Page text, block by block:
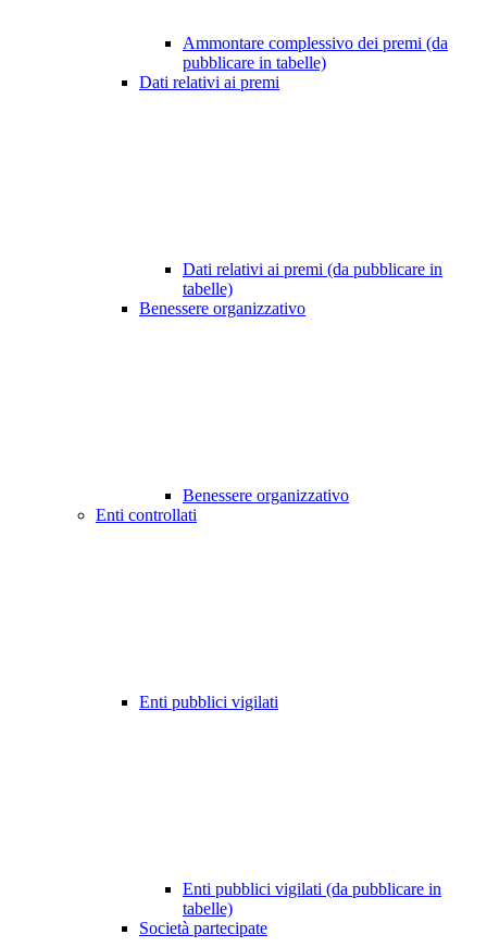
Ammontare complessivo dei premi (da
pubblicare in tabelle)
Dati relativi ai premi
Dati relativi ai premi (da pubblicare in
tabelle)
Benessere organizzativo
Benessere organizzativo
Enti controllati
Enti pubblici vigilati
Enti pubblici vigilati (da pubblicare in
tabelle)
Società partecipate